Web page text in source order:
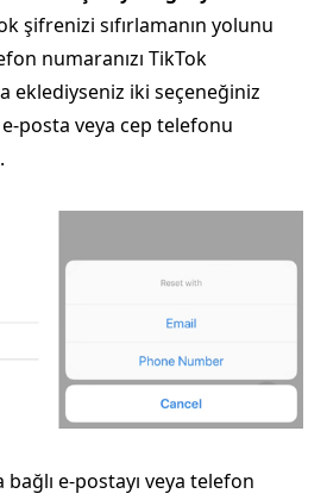
şifrenizi sıfırlamanın yolunu
numaranızı TikTok
eklediyseniz iki seçeneğiniz
posta veya cep telefonu
bağlı e-postayı veya telefon